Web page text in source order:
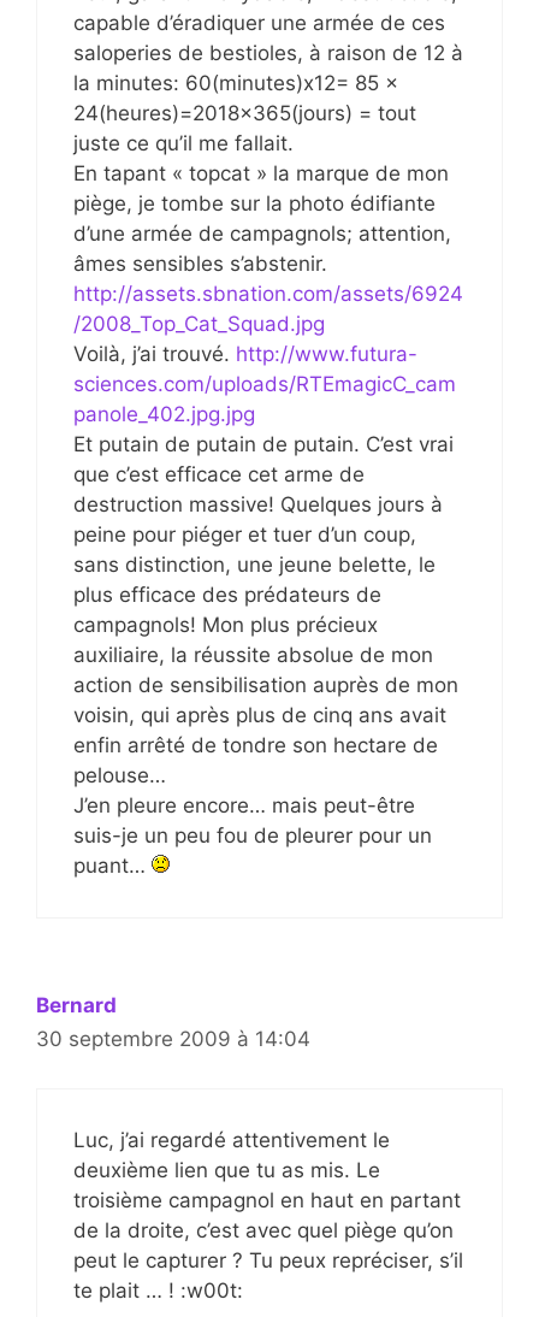
capable d’éradiquer une armée de ces
saloperies de bestioles, à raison de 12 à
la minutes: 60(minutes)x12= 85 x
24(heures)=2018×365(jours) = tout
juste ce qu’il me fallait.
En tapant « topcat » la marque de mon
piège, je tombe sur la photo édifiante
d’une armée de campagnols; attention,
âmes sensibles s’abstenir.
http://assets.sbnation.com/assets/6924
/2008_Top_Cat_Squad.jpg
Voilà, j’ai trouvé. http://www.futura-
sciences.com/uploads/RTEmagicC_cam
panole_402.jpg.jpg
Et putain de putain de putain. C’est vrai
que c’est efficace cet arme de
destruction massive! Quelques jours à
peine pour piéger et tuer d’un coup,
sans distinction, une jeune belette, le
plus efficace des prédateurs de
campagnols! Mon plus précieux
auxiliaire, la réussite absolue de mon
action de sensibilisation auprès de mon
voisin, qui après plus de cinq ans avait
enfin arrêté de tondre son hectare de
pelouse…
J’en pleure encore… mais peut-être
suis-je un peu fou de pleurer pour un
puant…
Bernard
30 septembre 2009 à 14:04
Luc, j’ai regardé attentivement le
deuxième lien que tu as mis. Le
troisième campagnol en haut en partant
de la droite, c’est avec quel piège qu’on
peut le capturer ? Tu peux repréciser, s’il
te plait … ! :w00t: